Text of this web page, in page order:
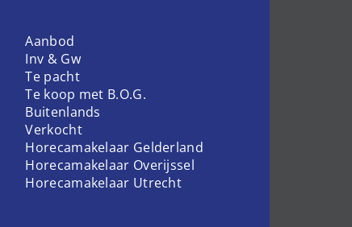
Aanbod
Inv & Gw
Te pacht
Te koop met B.O.G.
Buitenlands
Verkocht
Horecamakelaar Gelderland
Horecamakelaar Overijssel
Horecamakelaar Utrecht